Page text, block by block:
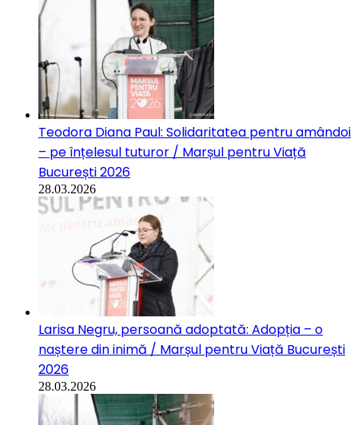
Teodora Diana Paul: Solidaritatea pentru amândoi
– pe înțelesul tuturor / Marșul pentru Viață
București 2026
28.03.2026
Larisa Negru, persoană adoptată: Adopția – o
naștere din inimă / Marșul pentru Viață București
2026
28.03.2026